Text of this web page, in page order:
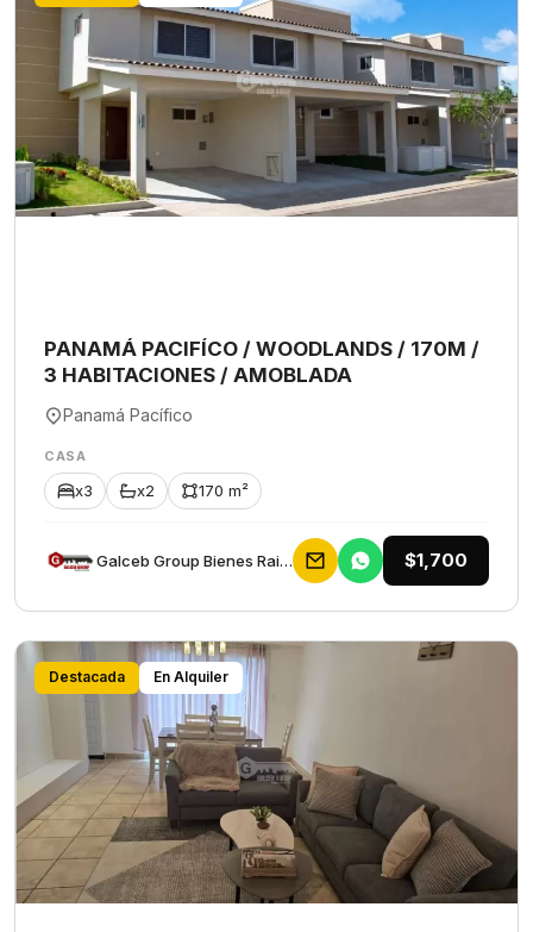
PANAMÁ PACIFÍCO / WOODLANDS / 170M /
3 HABITACIONES / AMOBLADA
Panamá Pacífico
CASA
x3 x2 170 m²
Galceb Group Bienes Raices $1,700
Destacada En Alquiler